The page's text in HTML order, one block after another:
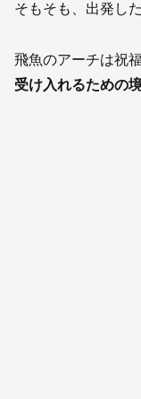
そもそも、出発し
飛魚のアーチは祝
受け入れるための